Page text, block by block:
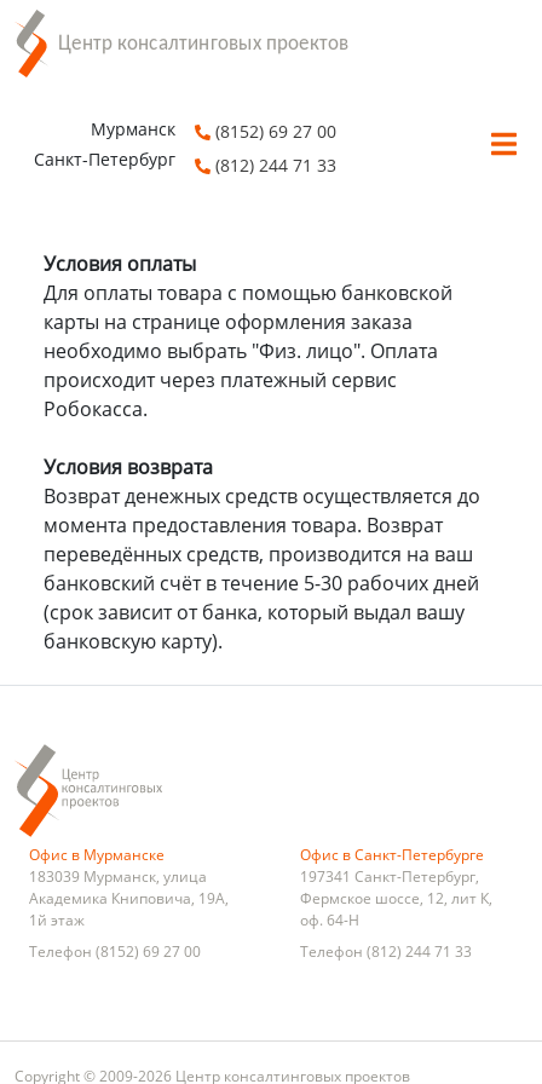
Мурманск
Санкт-Петербург
(8152) 69 27 00
(812) 244 71 33
Условия оплаты
Для оплаты товара с помощью банковской
карты на странице оформления заказа
необходимо выбрать "Физ. лицо". Оплата
происходит через платежный сервис
Робокасса.
Условия возврата
Возврат денежных средств осуществляется до
момента предоставления товара. Возврат
переведённых средств, производится на ваш
банковский счёт в течение 5-30 рабочих дней
(срок зависит от банка, который выдал вашу
банковскую карту).
Офис в Мурманске
183039 Мурманск, улица
Академика Книповича, 19А,
1й этаж
Телефон (8152) 69 27 00
Офис в Санкт-Петербурге
197341 Санкт-Петербург,
Фермское шоссе, 12, лит К,
оф. 64-Н
Телефон (812) 244 71 33
Copyright © 2009-2026 Центр консалтинговых проектов